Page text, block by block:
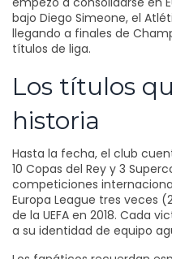
bajo Diego Simeone, el
llegando a finales de
títulos de liga.
Los títulos
historia
Hasta la fecha, el club
10 Copas del Rey y 3
competiciones
Europa League tres veces
de la UEFA en 2018. Cada
a su identidad de equipo